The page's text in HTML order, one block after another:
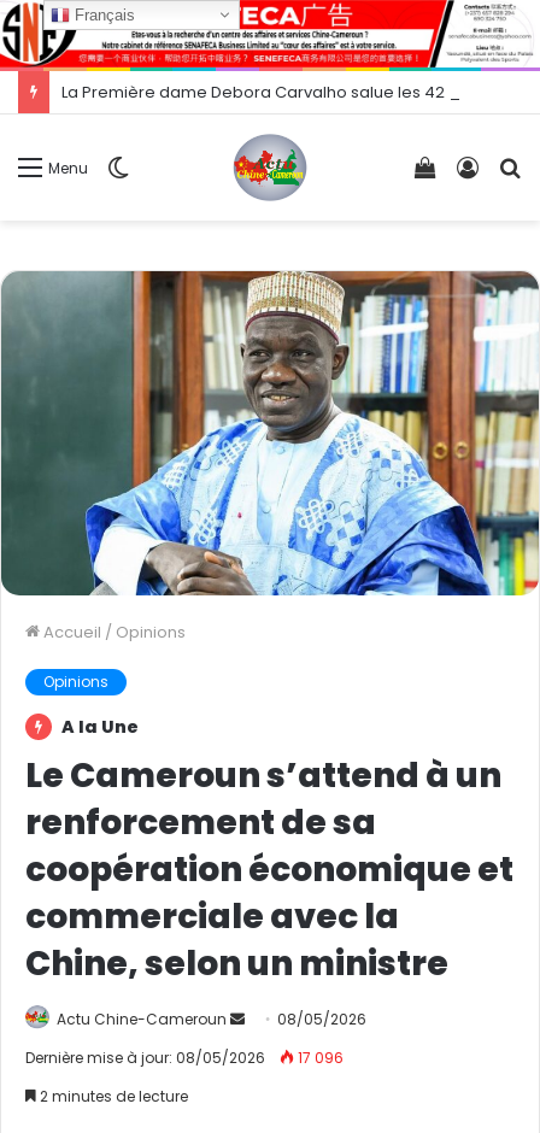
Menu
Voir
Accueil / Opinions
Opinions
A la Une
Le Cameroun s’attend à un
renforcement de sa
coopération économique et
commerciale avec la
Chine, selon un ministre
Actu Chine-Cameroun
n
08/05/2026
Dernière mise à jour: 08/05/2026
17 096
2 minutes de lecture
Français